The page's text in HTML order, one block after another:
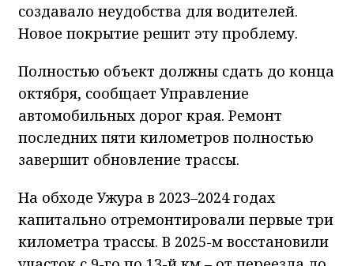
создавало неудобства для водителей.
Новое покрытие решит эту проблему.
Полностью объект должны сдать до конца
октября, сообщает Управление
автомобильных дорог края. Ремонт
последних пяти километров полностью
завершит обновление трассы.
На обходе Ужура в 2023–2024 годах
капитально отремонтировали первые три
километра трассы. В 2025-м восстановили